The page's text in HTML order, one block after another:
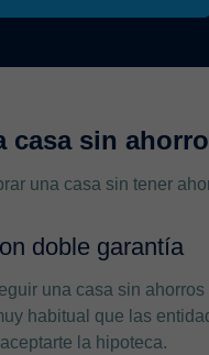
casa sin
una casa sin tener
doble garantía
una casa sin ahorros
habitual que las
la hipoteca.